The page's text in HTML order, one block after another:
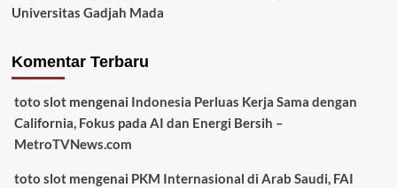
Universitas Gadjah Mada
Komentar Terbaru
toto slotmengenai Indonesia Perluas Kerja Sama dengan
California, Fokus pada AI dan Energi Bersih –
MetroTVNews.com
toto slotmengenai PKM Internasional di Arab Saudi, FAI